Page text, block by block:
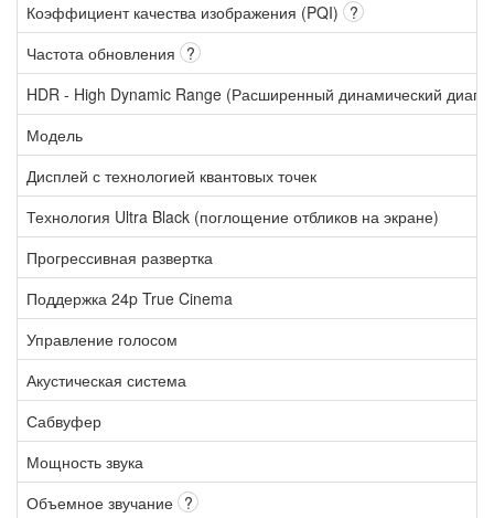
Коэффициент качества изображения (PQI) ?
Частота обновления ?
HDR - High Dynamic Range (Расширенный динамический
Модель
Дисплей с технологией квантовых точек
Технология Ultra Black (поглощение отбликов на экране)
Прогрессивная развертка
Поддержка 24p True Cinema
Управление голосом
Акустическая система
Сабвуфер
Мощность звука
Объемное звучание ?